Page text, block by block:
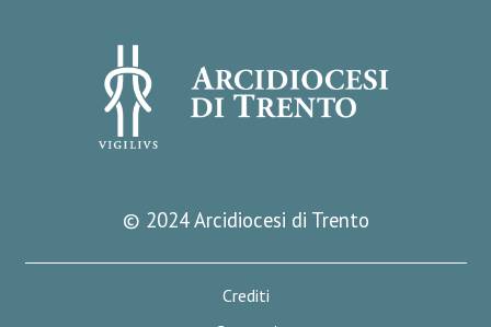
© 2024 Arcidiocesi di Trento
Crediti